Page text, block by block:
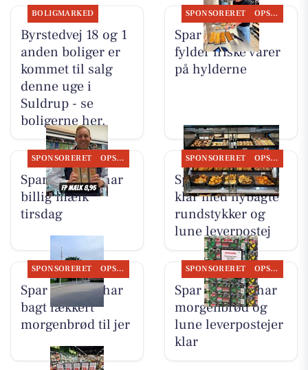
BOLIGMARKED
Byrstedvej 18 og 1
anden boliger er
kommet til salg
denne uge i
Suldrup - se
boligerne her.
SPONSORERET OPSLAGSTAVLEN
Spar Suldrup
fylder friske varer
på hylderne
SPONSORERET OPSLAGSTAVLEN
Spar Suldrup har
billig mælk
tirsdag
SPONSORERET OPSLAGSTAVLEN
Spar Suldrup er
klar med nybagte
rundstykker og
lune leverpostej
SPONSORERET OPSLAGSTAVLEN
Spar Suldrup har
bagt lækkert
morgenbrød til jer
SPONSORERET OPSLAGSTAVLEN
Spar Suldrup har
morgenbrød og
lune leverpostejer
klar